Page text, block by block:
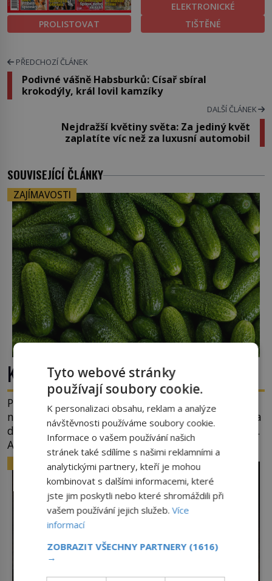
PROLISTOVAT
ELEKTRONICKÉ
TIŠTĚNÉ
PŘEDCHOZÍ ČLÁNEK
Podivné vášně Habsburků: Císař sbíral
krokodýly, král lovil kamzíky
DALŠÍ ČLÁNEK
Nejdražší květiny světa: Za jediný květ
zaplatíte víc než za luxusní automobil
SOUVISEJÍCÍ ČLÁNKY
ZAJÍMAVOSTI
Kde se vzala okurková sezóna?
Prostě období, kdy se téměř nic neděje. Divadla
nehrají, v parlamentu se nehlasuje, všichni jsou na
dovolené a média tak nemají o čem mluvit a psát.
A vymýšlejí si proto témata, které nikoho
nezajímají. Proč je však ona letní doba spojovaná
zrovna s okurkami? Okurkovou sezónu známe už
od poloviny 19. století, ovšem jako Češi […]
ZAJÍMAVOSTI
Tyto webové stránky
používají soubory cookie.
K personalizaci obsahu, reklam a analýze
návštěvnosti používáme soubory cookie.
Informace o vašem používání našich
stránek také sdílíme s našimi reklamními a
analytickými partnery, kteří je mohou
kombinovat s dalšími informacemi, které
jste jim poskytli nebo které shromáždili při
vašem používání jejich služeb.Více
informací
ZOBRAZIT VŠECHNY PARTNERY (1616)
→